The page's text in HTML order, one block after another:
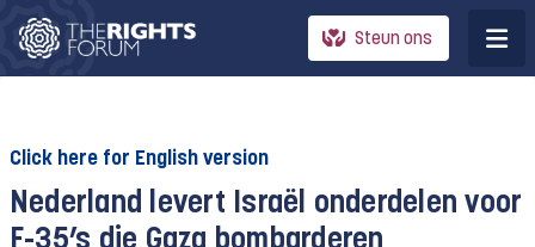
Steun ons
Click here for English version
Nederland levert Israël onderdelen voor